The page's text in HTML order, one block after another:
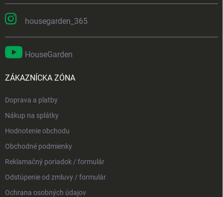
housegarden_365
HouseGarden
ZÁKAZNÍCKA ZÓNA
Doprava a platby
Nákup na splátky
Hodnotenie obchodu
Obchodné podmienky
Reklamačný poriadok / formulár
Odstúpenie od zmluvy / formulár
Ochrana osobných údajov